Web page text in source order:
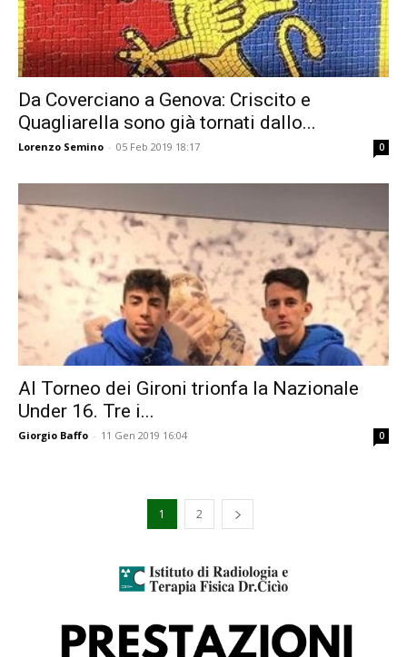
Da Coverciano a Genova: Criscito e
Quagliarella sono già tornati dallo...
Lorenzo Semino - 05 Feb 2019 18:17 0
Al Torneo dei Gironi trionfa la Nazionale
Under 16. Tre i...
Giorgio Baffo - 11 Gen 2019 16:04 0
1 2